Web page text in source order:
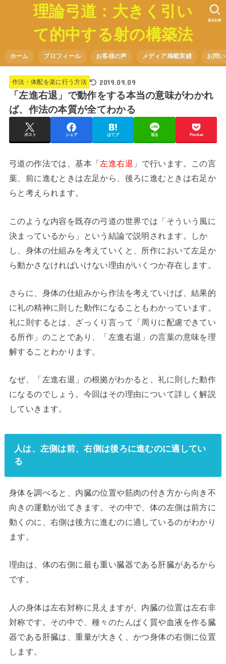
理論弓道：大きく引い
て的中する射の構築法
ホーム プロフィール お客様の声 メディア掲載実績 お問
SEARCH
作法・体配を楽に行う方法 2019.09.09
「左進右退」で動作をする本当の意味がわかれ
ば、作法の本質が全てわかる
ポスト シェア はてブ 送る Pocket
弓道の作法では、基本「左進右退 」で行います。この言
葉、前に進むときは左足から、後ろに進むときは右足か
らと考えられます。
このような内容を既存の弓道の世界では「そういう風に
決まっているから」という結論で説明されます。しか
し、身体の仕組みを考えていくと、所作において左足か
ら動かさなければいけない理由がいくつか存在します。
さらに、身体の仕組みから作法を考えていけば、結果的
に礼の精神に則した動作になることもわかっています。
礼に則するとは、ざっくり言って「周りに配慮できてい
る所作」のことであり、「左進右退」の言葉の意味を理
解することわかります。
なぜ、「左進右退」の根拠がわかると、礼に則した動作
になるのでしょう。今回はその理由について詳しく解説
していきます。
人は、左側は前、右側は後ろに進むのに適してい
る
身体を調べると、内臓の位置や筋肉の付き方から向き不
向きの運動が出てきます。その中で、体の左側は前方に
動くのに、右側は後方に進むのに適しているのがわかり
ます。
理由は、体の右側に最も重い臓器である肝臓があるから
です。
人の身体は左右対称に見えますが、内臓の位置は左右非
対称です。その中で、種々のたんぱく質や血液を作る臓
器である肝臓は、重量が大きく、かつ身体の右側に位置
します。